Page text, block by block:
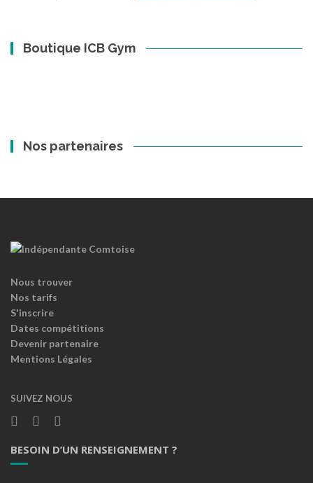
Boutique ICB Gym
Nos partenaires
Nous trouver
Nos tarifs
S'inscrire
Dates compétitions
Devenir partenaire
Mentions Légales
SUIVEZ NOUS
BESOIN D’UN RENSEIGNEMENT ?